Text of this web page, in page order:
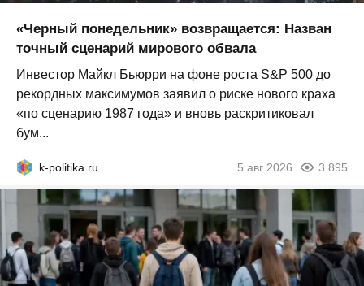
«Черный понедельник» возвращается: Назван
точный сценарий мирового обвала
Инвестор Майкл Бьюрри на фоне роста S&P 500 до
рекордных максимумов заявил о риске нового краха
«по сценарию 1987 года» и вновь раскритиковал
бум...
k-politika.ru 5 авг 2026 3 895